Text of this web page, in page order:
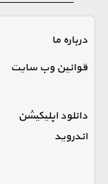
درباره ما
قوانین وب سایت
دانلود اپلیکیشن
اندروید